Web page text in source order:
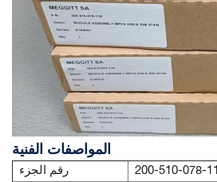
المواصفات الفنية
رقم الجزء 200-510-078-